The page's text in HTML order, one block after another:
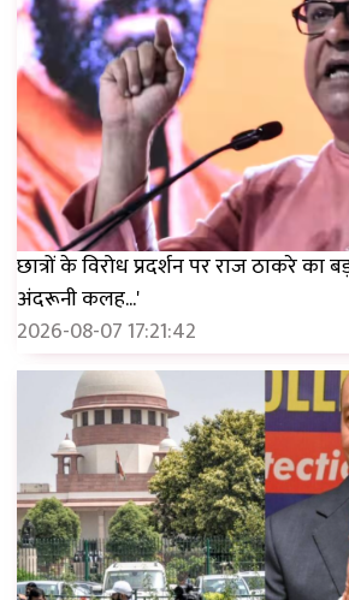
छात्रों के विरोध प्रदर्शन पर राज ठाकरे का
अंदरूनी कलह...'
2026-08-07 17:21:42